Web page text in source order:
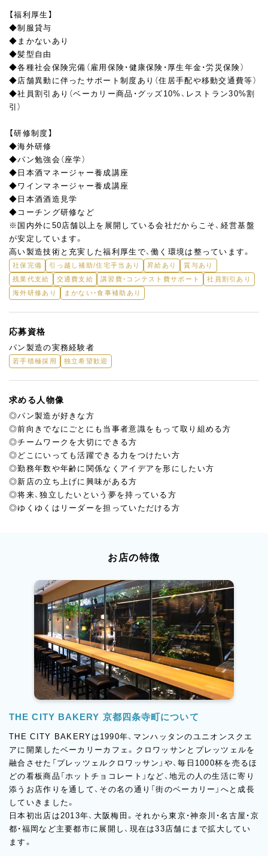
【福利厚生】
◆制服貸与
◆まかないあり
◆髪型自由
◆各種社会保険完備（雇用保険・健康保険・厚生年金・労災保険）
◆店舗異動に伴ったサポート制度あり（住居手配や移動交通費等）
◆社員割引あり（ベーカリー商品・グッズ10%、レストラン30%割
引）
【研修制度】
◆海外研修
◆パン勉強会（座学）
◆日本酒マネージャー養成講座
◆ワインマネージャー養成講座
◆日本酒酒造見学
◆コーチング研修など
※国内外に50店舗以上を展開している会社だからこそ、経営基盤
が安定しています。
高い製造技術と充実した福利厚生で、働く環境は整っています。
社保完備 引っ越し補助/住宅手当あり 昇給あり
賞与あり
残業代支給
交通費支給 講習費・コンテスト費サポート
社員割引あり
海外研修あり
まかない・食事補助あり
応募資格
パン製造の実務経験者
若手積極採用 独立希望歓迎
求める人物像
◎パン製造が好きな方
◎前向きでなにごとにも当事者意識をもって取り組める方
◎チームワークを大切にできる方
◎どこにいっても活躍できる力をつけたい方
◎勤務年数や年齢に関係なくアイデアを形にしたい方
◎新店の立ち上げに興味がある方
◎将来、独立したいという夢を持っている方
◎ゆくゆくはリーダーを担っていただける方
お店の特徴
THE CITY BAKERY 京都四条寺町について
THE CITY BAKERYは1990年、マンハッタンのユニオンスクエ
アに開業したベーカリーカフェ。クロワッサンとプレッツェルを
融合させた「プレッツェルクロワッサン」や、毎日1000杯を売るほ
どの看板商品「ホットチョコレート」など、地元の人の生活に寄り
添うお店作りを通して、その名の通り「街のベーカリー」へと成長
していきました。
日本初出店は2013年、大阪梅田。それから東京・神奈川・名古屋・京
都・福岡など主要都市に展開し、現在は33店舗にまで拡大してい
ます。